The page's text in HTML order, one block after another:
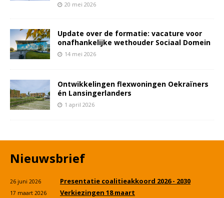
20 mei 2026
Update over de formatie: vacature voor
onafhankelijke wethouder Sociaal Domein
14 mei 2026
Ontwikkelingen flexwoningen Oekraïners
én Lansingerlanders
1 april 2026
Nieuwsbrief
26 juni 2026 Presentatie coalitieakkoord 2026 - 2030
17 maart 2026 Verkiezingen 18 maart